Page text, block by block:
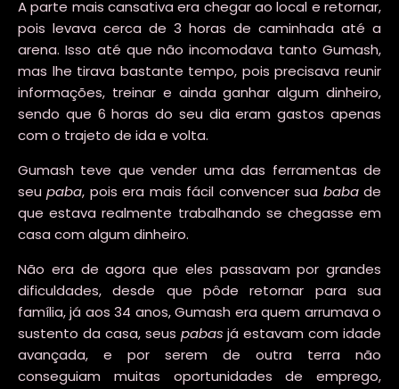
A parte mais cansativa era chegar ao local e retornar,
pois levava cerca de 3 horas de caminhada até a
arena. Isso até que não incomodava tanto Gumash,
mas lhe tirava bastante tempo, pois precisava reunir
informações, treinar e ainda ganhar algum dinheiro,
sendo que 6 horas do seu dia eram gastos apenas
com o trajeto de ida e volta.
Gumash teve que vender uma das ferramentas de
seupaba, pois era mais fácil convencer sua babade
que estava realmente trabalhando se chegasse em
casa com algum dinheiro.
Não era de agora que eles passavam por grandes
dificuldades, desde que pôde retornar para sua
família, já aos 34 anos, Gumash era quem arrumava o
sustento da casa, seus pabas já estavam com idade
avançada, e por serem de outra terra não
conseguiam muitas oportunidades de emprego,